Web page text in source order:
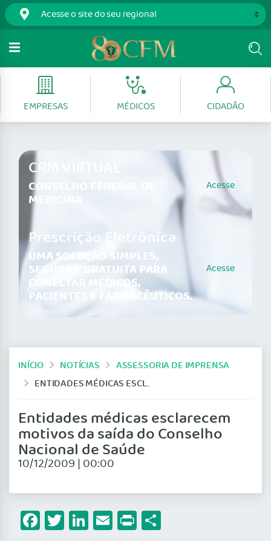
EMPRESAS MÉDICOS CIDADÃO
CRM VIRTUAL
CONSELHO FEDERAL DE
MEDICINA
Acesse
Prescrição Eletrônica
UMA SOLUÇÃO SIMPLES,
SEGURA E GRATUITA PARA
CONECTAR MÉDICOS,
PACIENTES E FARMACÊUTICOS.
Acesse
INÍCIO NOTÍCIAS
ASSESSORIA DE IMPRENSA
ENTIDADES MÉDICAS ESCLARECEM MOTIVOS DA SAÍDA DO CONSELHO NACIONAL DE SAÚDE
Entidades médicas esclarecem
motivos da saída do Conselho
Nacional de Saúde
10/12/2009 | 00:00
Facebook
Twitter
LinkedIn
Email
Print